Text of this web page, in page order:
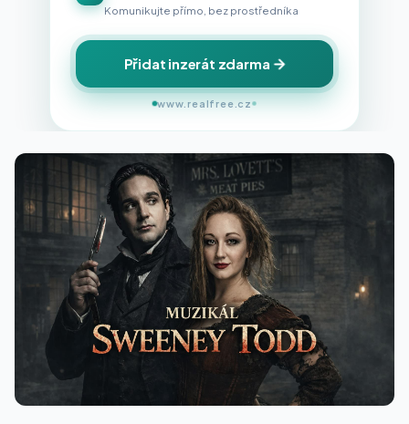
Komunikujte přímo, bez prostředníka
Přidat inzerát zdarma
www.realfree.cz